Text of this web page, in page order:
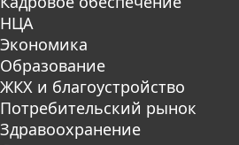
НЦА
Экономика
Образование
ЖКХ и благоустройство
Потребительский рынок
Здравоохранение